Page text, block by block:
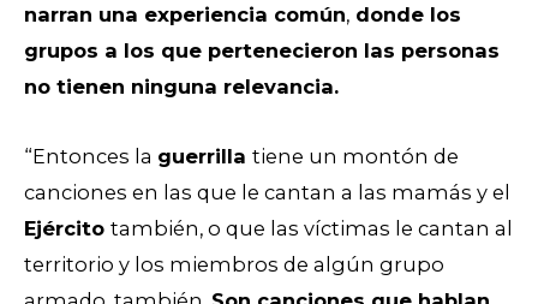
narran una experiencia común, donde los
grupos a los que pertenecieron las personas
no tienen ninguna relevancia.
“Entonces la guerrilla tiene un montón de
canciones en las que le cantan a las mamás y el
Ejército también, o que las víctimas le cantan al
territorio y los miembros de algún grupo